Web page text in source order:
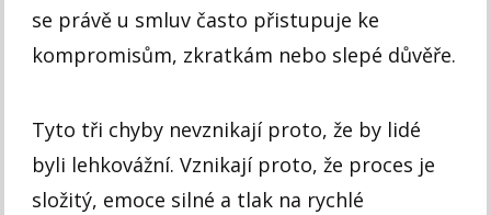
se právě u smluv často přistupuje ke
kompromisům, zkratkám nebo slepé důvěře.
Tyto tři chyby nevznikají proto, že by lidé
byli lehkovážní. Vznikají proto, že proces je
složitý, emoce silné a tlak na rychlé